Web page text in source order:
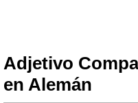
Adjetivo
en Alemán